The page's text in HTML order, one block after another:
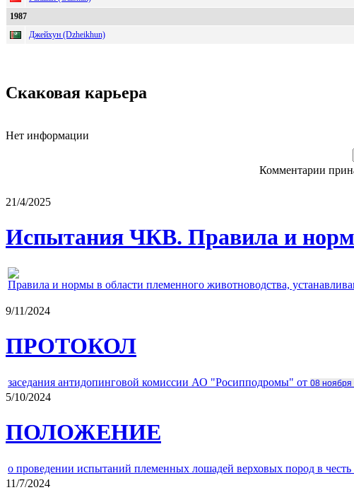
1987
Джейхун (Dzheikhun)
Скаковая карьера
Нет информации
Комментарии
21/4/2025
Испытания ЧКВ. Правила и
Правила и нормы в области племенного животноводства,
9/11/2024
ПРОТОКОЛ
заседания антидопинговой комиссии АО "Росипподромы" от 08 ноября
5/10/2024
ПОЛОЖЕНИЕ
о проведении испытаний племенных лошадей верховых пород в
11/7/2024